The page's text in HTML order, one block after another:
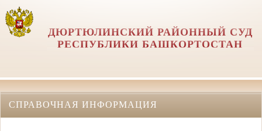
ДЮРТЮЛИНСКИЙ РАЙОННЫЙ СУД
РЕСПУБЛИКИ БАШКОРТОСТАН
СПРАВОЧНАЯ ИНФОРМАЦИЯ